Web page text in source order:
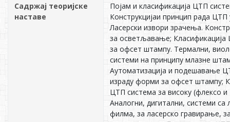
Садржај теоријске
наставе
Појам и класификација ЦТП
Конструкцијаи принцип рада ЦТП
Ласерски извори зрачења.
за осветљавање; Класификација
за офсет штампу. Термални,
системи на принципу млазне
Аутоматизација и подешавање
израду форми за офсет штампу;
ЦТП система за високу (флексо
Аналогни, дигитални, системи
филма, за ласерско гравирање,